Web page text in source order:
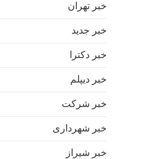
خبر تهران
خبر جدید
خبر دکترا
خبر دیپلم
خبر شرکت
خبر شهرداری
خبر شیراز